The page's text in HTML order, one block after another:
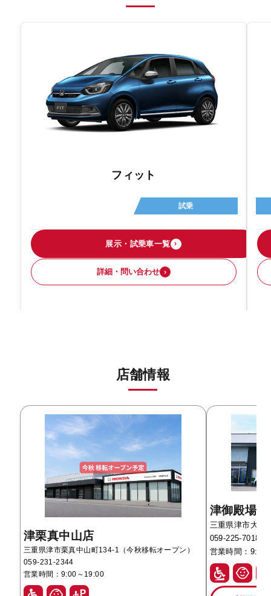
フィット
試乗
展示・試乗車一覧 ›
詳細・問い合わせ ›
店舗情報
津栗真中山店
三重県津市栗真中山町134-1（今秋移転オープン）
059-231-2344
営業時間：9:00～19:00
津御殿場店
三重県津市大字
059-225-7018
営業時間：9:00